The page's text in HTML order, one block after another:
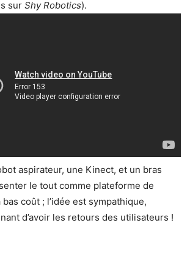
sur Shy Robotics).
aspirateur, une Kinect, et un bras
le tout comme plateforme de
coût ; l’idée est sympathique,
d’avoir les retours des utilisateurs !